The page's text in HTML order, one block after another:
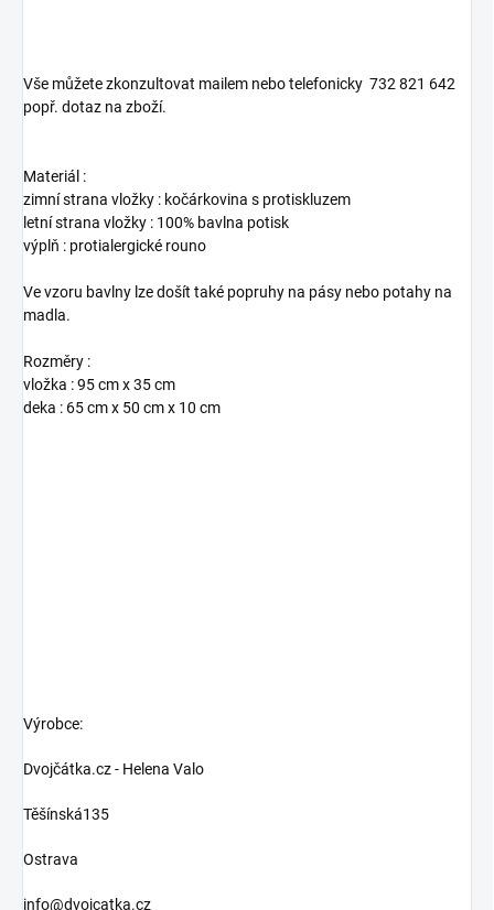
Vše můžete zkonzultovat mailem nebo telefonicky 732 821 642
popř. dotaz na zboží.
Materiál :
zimní strana vložky : kočárkovina s protiskluzem
letní strana vložky : 100% bavlna potisk
výplň : protialergické rouno
Ve vzoru bavlny lze došít také popruhy na pásy nebo potahy na
madla.
Rozměry :
vložka : 95 cm x 35 cm
deka : 65 cm x 50 cm x 10 cm
Výrobce:
Dvojčátka.cz - Helena Valo
Těšínská135
Ostrava
info@dvojcatka.cz